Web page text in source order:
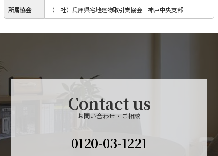
所属協会 （一社）兵庫県宅地建物取引業協会 神戸中央支部
Contact us
お問い合わせ・ご相談
0120-03-1221